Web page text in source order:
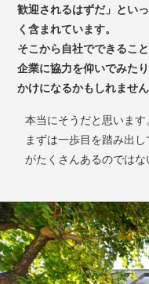
歓迎されるはずだ」とい
く含まれています。
そこから自社でできるこ
企業に協力を仰いでみた
かけになるかもしれません
本当にそうだと思います
まずは一歩目を踏み出
がたくさんあるのではな